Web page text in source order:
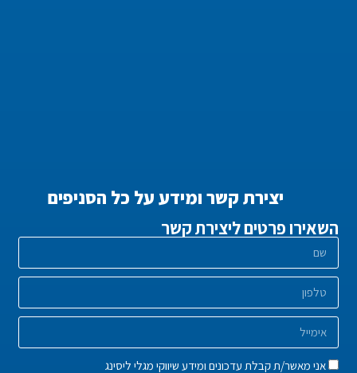
יצירת קשר ומידע על כל הסניפים
השאירו פרטים ליצירת קשר
אני מאשר/ת קבלת עדכונים ומידע שיווקי מגלי ליסינג